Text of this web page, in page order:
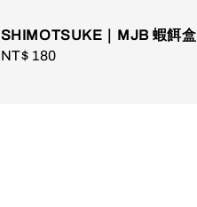
SHIMOTSUKE｜MJB 蝦餌盒
Regular
NT$ 180